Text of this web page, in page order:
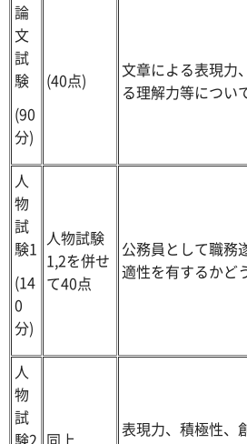
論
文
試
験
(90
分)
(40点)
文章による表現力
る理解力等につい
人
物
試
験1
(14
0
分)
人物試験
1,2を併せ
て40点
公務員として職務
適性を有するかど
人
物
試
験2 同上
表現力、積極性、